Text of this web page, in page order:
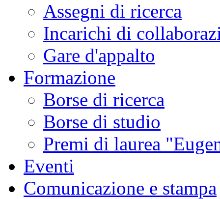
Assegni di ricerca
Incarichi di
Gare d'appalto
Formazione
Borse di ricerca
Borse di studio
Premi di laurea
Eventi
Comunicazione e stampa